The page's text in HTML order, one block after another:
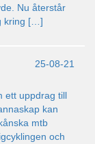
Nu återstår
kring […]
25-08-21
ett uppdrag till
kan
mtb
och